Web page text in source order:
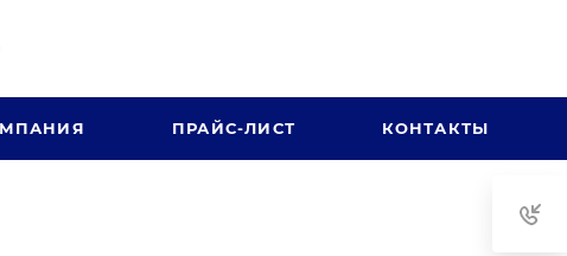
ПРАЙС-ЛИСТ КОНТАКТЫ